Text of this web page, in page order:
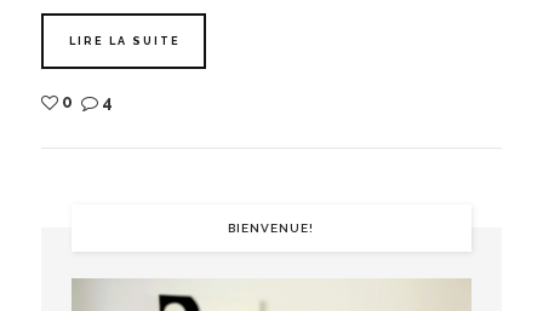
LIRE LA SUITE
0 4
BIENVENUE!